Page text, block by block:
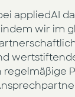
appliedAI
wir im